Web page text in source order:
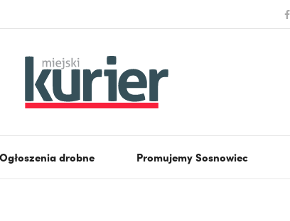
Ogłoszenia drobne Promujemy Sosnowiec